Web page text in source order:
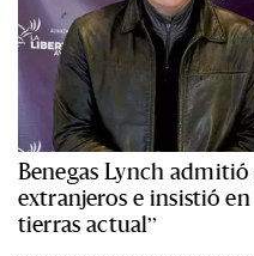
Benegas Lynch
extranjeros e insistió
tierras actual”